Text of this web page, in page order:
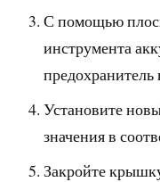
С помощью
инструмента
предохранитель
Установите
значения в
Закройте